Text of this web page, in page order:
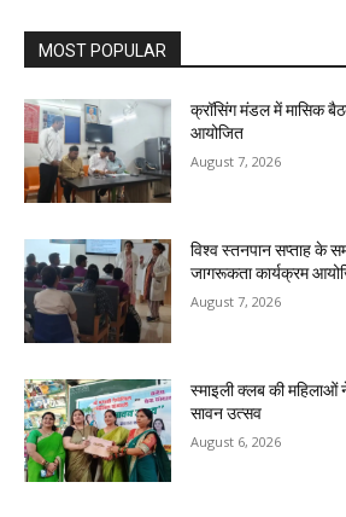
MOST POPULAR
क्रॉसिंग मंडल में मासिक
आयोजित
August 7, 2026
विश्व स्तनपान सप्ताह के
जागरूकता कार्यक्रम
August 7, 2026
स्माइली क्लब की महिलाओं
सावन उत्सव
August 6, 2026